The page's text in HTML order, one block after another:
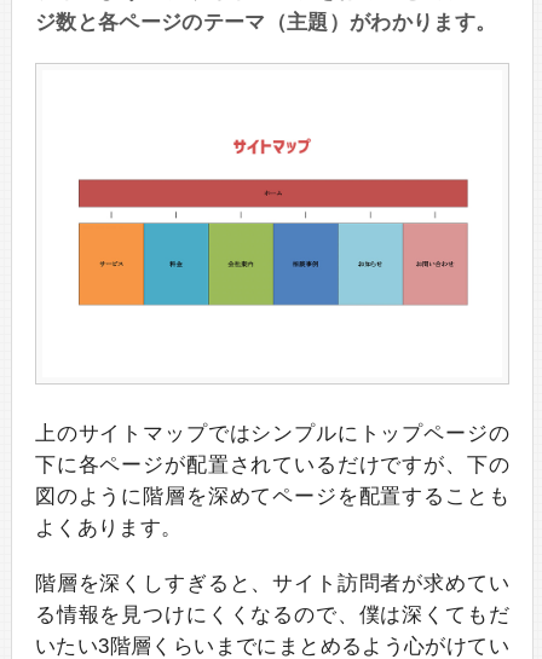
ジ数と各ページのテーマ（主題）がわかります。
上のサイトマップではシンプルにトップページの
下に各ページが配置されているだけですが、下の
図のように階層を深めてページを配置することも
よくあります。
階層を深くしすぎると、サイト訪問者が求めてい
る情報を見つけにくくなるので、僕は深くてもだ
いたい3階層くらいまでにまとめるよう心がけてい